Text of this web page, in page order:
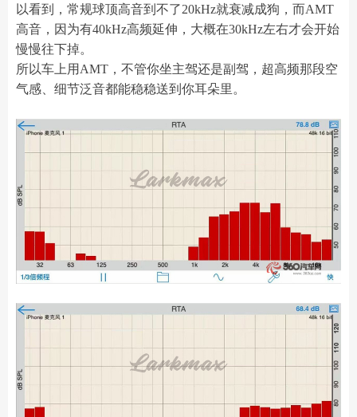
以看到，常规球顶高音到不了20kHz就衰减成狗，而AMT
高音，因为有40kHz高频延伸，大概在30kHz左右才会开始
慢慢往下掉。
所以车上用AMT，不管你坐主驾还是副驾，超高频那段空
气感、细节泛音都能稳稳送到你耳朵里。